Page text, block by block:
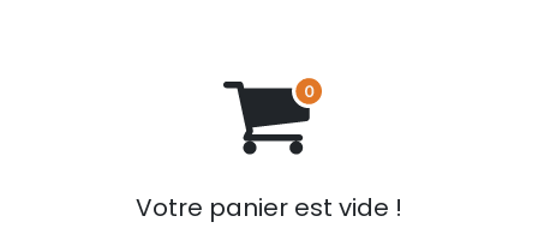
Votre panier est vide !